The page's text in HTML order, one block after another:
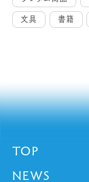
文具 書籍
TOP
NEWS